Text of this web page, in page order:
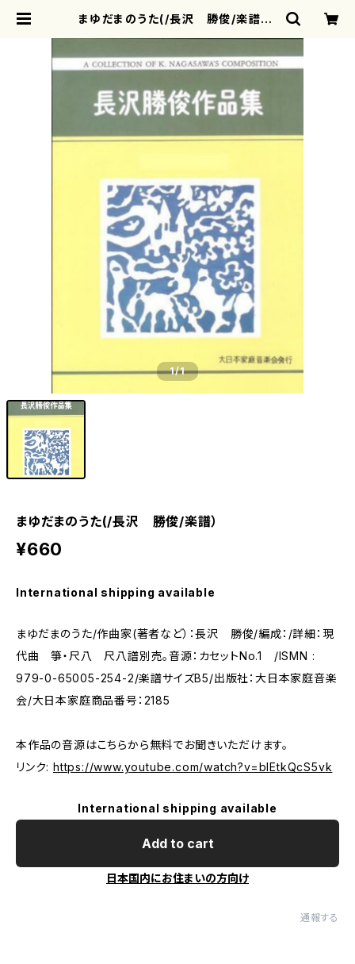
まゆだまのうた(/長沢 勝俊/楽譜） |
1/1
まゆだまのうた(/長沢 勝俊/楽譜）
¥660
International shipping available
まゆだまのうた/作曲家(著者など）：長沢 勝俊/編成：/詳細：現
代曲 箏・尺八 尺八譜別売。音源：カセットNo.1 /ISMN :
979-0-65005-254-2/楽譜サイズB5/出版社：大日本家庭音楽
会/大日本家庭商品番号：2185
本作品の音源はこちらから無料でお聞きいただけます。
リンク: https://www.youtube.com/watch?v=blEtkQcS5vk
International shipping available
Add to cart
日本国内にお住まいの方向け
通報する